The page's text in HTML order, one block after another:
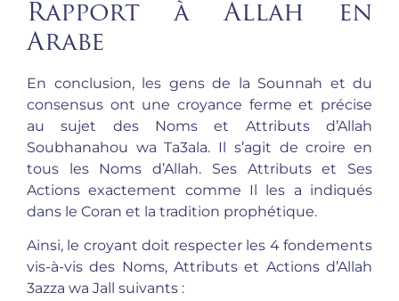
Rapport à Allah en
Arabe
En conclusion, les gens de la Sounnah et du
consensus ont une croyance ferme et précise
au sujet des Noms et Attributs d’Allah
Soubhanahou wa Ta3ala. Il s’agit de croire en
tous les Noms d’Allah. Ses Attributs et Ses
Actions exactement comme Il les a indiqués
dans le Coran et la tradition prophétique.
Ainsi, le croyant doit respecter les 4 fondements
vis-à-vis des Noms, Attributs et Actions d’Allah
3azza wa Jall suivants :